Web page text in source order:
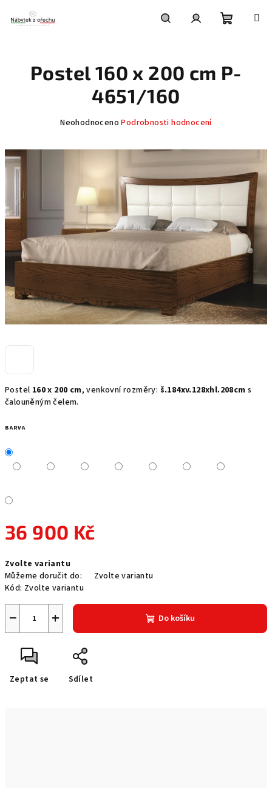
obsah
košík
Postel 160 x 200 cm, venkovní rozměry: š.184xv.128xhl.208cm s
čalouněným čelem.
BARVA
36 900 Kč
cena:
Zvolte variantu
Můžeme doručit do:
Zvolte variantu
Kód: Zvolte variantu
+
− Do košíku
Zeptat se Sdílet
Postel 160 x 200 cm P-
4651/160
Průměrné
produktu
hvězdiček.
Neohodnoceno Podrobnosti hodnocení